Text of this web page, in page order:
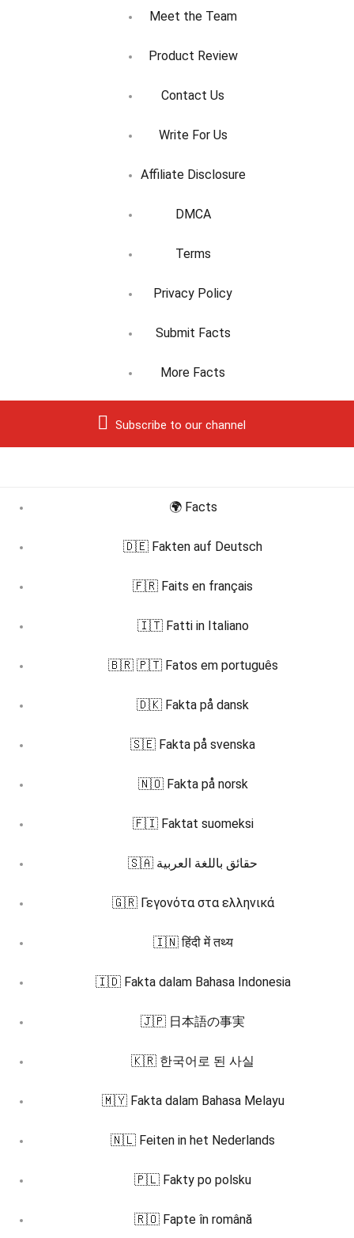
Meet the Team
Product Review
Contact Us
Write For Us
Affiliate Disclosure
DMCA
Terms
Privacy Policy
Submit Facts
More Facts
Subscribe to our channel
🌍 Facts
🇩🇪 Fakten auf Deutsch
🇫🇷 Faits en français
🇮🇹 Fatti in Italiano
🇧🇷 🇵🇹 Fatos em português
🇩🇰 Fakta på dansk
🇸🇪 Fakta på svenska
🇳🇴 Fakta på norsk
🇫🇮 Faktat suomeksi
🇸🇦 حقائق باللغة العربية
🇬🇷 Γεγονότα στα ελληνικά
🇮🇳 हिंदी में तथ्य
🇮🇩 Fakta dalam Bahasa Indonesia
🇯🇵 日本語の事実
🇰🇷 한국어로 된 사실
🇲🇾 Fakta dalam Bahasa Melayu
🇳🇱 Feiten in het Nederlands
🇵🇱 Fakty po polsku
🇷🇴 Fapte în română